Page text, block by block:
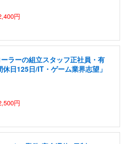
円
ラーの組立スタッフ正社員・有
日125日/IT・ゲーム業界志望」
円